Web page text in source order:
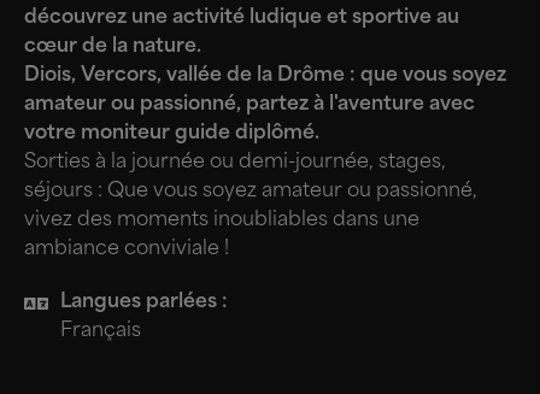
découvrez une activité ludique et sportive au
cœur de la nature.
Diois, Vercors, vallée de la Drôme : que vous soyez
amateur ou passionné, partez à l'aventure avec
votre moniteur guide diplômé.
Sorties à la journée ou demi-journée, stages,
séjours : Que vous soyez amateur ou passionné,
vivez des moments inoubliables dans une
ambiance conviviale !
Langues parlées :
Français